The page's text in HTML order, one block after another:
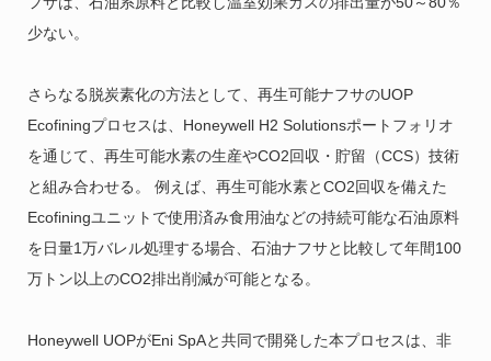
少ない。
さらなる脱炭素化の方法として、再生可能ナフサのUOP
Ecofiningプロセスは、Honeywell H2 Solutionsポートフォリオ
を通じて、再生可能水素の生産やCO2回収・貯留（CCS）技術
と組み合わせる。 例えば、再生可能水素とCO2回収を備えた
Ecofiningユニットで使用済み食用油などの持続可能な石油原料
を日量1万バレル処理する場合、石油ナフサと比較して年間100
万トン以上のCO2排出削減が可能となる。
Honeywell UOPがEni SpAと共同で開発した本プロセスは、非